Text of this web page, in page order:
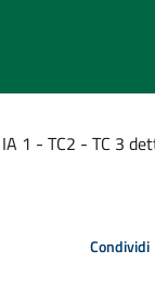
1 - TC2 - TC 3
Condividi